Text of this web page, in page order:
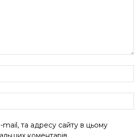
mail, та адресу сайту в цьому